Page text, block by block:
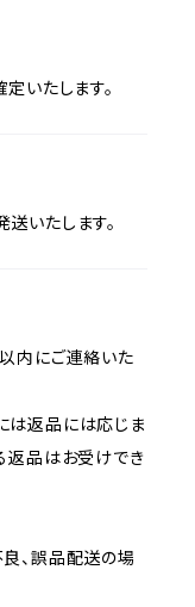
いたします。
いたします。
内にご連絡いた
は返品には応じま
返品はお受けでき
、誤品配送の場